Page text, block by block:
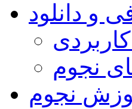
و دانلود
نجوم
نجوم